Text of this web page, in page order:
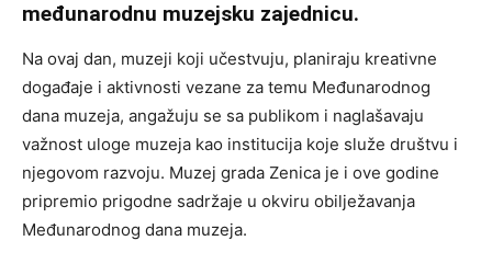
međunarodnu muzejsku zajednicu.
Na ovaj dan, muzeji koji učestvuju, planiraju kreativne
događaje i aktivnosti vezane za temu Međunarodnog
dana muzeja, angažuju se sa publikom i naglašavaju
važnost uloge muzeja kao institucija koje služe društvu i
njegovom razvoju. Muzej grada Zenica je i ove godine
pripremio prigodne sadržaje u okviru obilježavanja
Međunarodnog dana muzeja.